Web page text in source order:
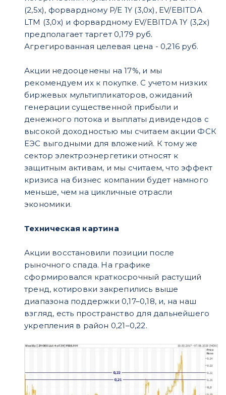
(2,5x), форвардному P/E 1Y (3,0х), EV/EBITDA
LTM (3,0х) и форвардному EV/EBITDA 1Y (3,2х)
предполагает таргет 0,179 руб.
Агрегированная целевая цена - 0,216 руб.
Акции недооценены на 17%, и мы
рекомендуем их к покупке. С учетом низких
биржевых мультипликаторов, ожиданий
генерации существенной прибыли и
денежного потока и выплаты дивидендов с
высокой доходностью мы считаем акции ФСК
ЕЭС выгодными для вложений. К тому же
сектор электроэнергетики относят к
защитным активам, и мы считаем, что эффект
кризиса на бизнес компании будет намного
меньше, чем на цикличные отрасли
экономики.
Техническая картина
Акции восстановили позиции после
рыночного спада. На графике
сформировался краткосрочный растущий
тренд, котировки закрепились выше
диапазона поддержки 0,17–0,18, и, на наш
взгляд, есть пространство для дальнейшего
укрепления в район 0,21–0,22.